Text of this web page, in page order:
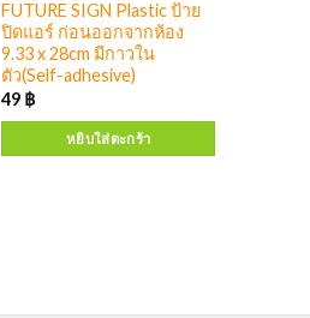
FUTURE SIGN Plastic ป้าย
ปิดแอร์ ก่อนออกจากห้อง
9.33 x 28cm มีกาวใน
ตัว(Self-adhesive)
49 ฿
หยิบใส่ตะกร้า